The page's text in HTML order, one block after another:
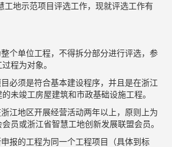
工地示范项目评选工作，现就评选工作有
单位工程，不得拆分部分进行评选，参
程为对象。
须是符合基本建设程序，并且是在浙江
未竣工房屋建筑和市政基础设施工程。
地区开展经营活动两年以上，原则上为
员或浙江省智慧工地创新发展联盟会员。
的工程为同一个工程项目（具体到标